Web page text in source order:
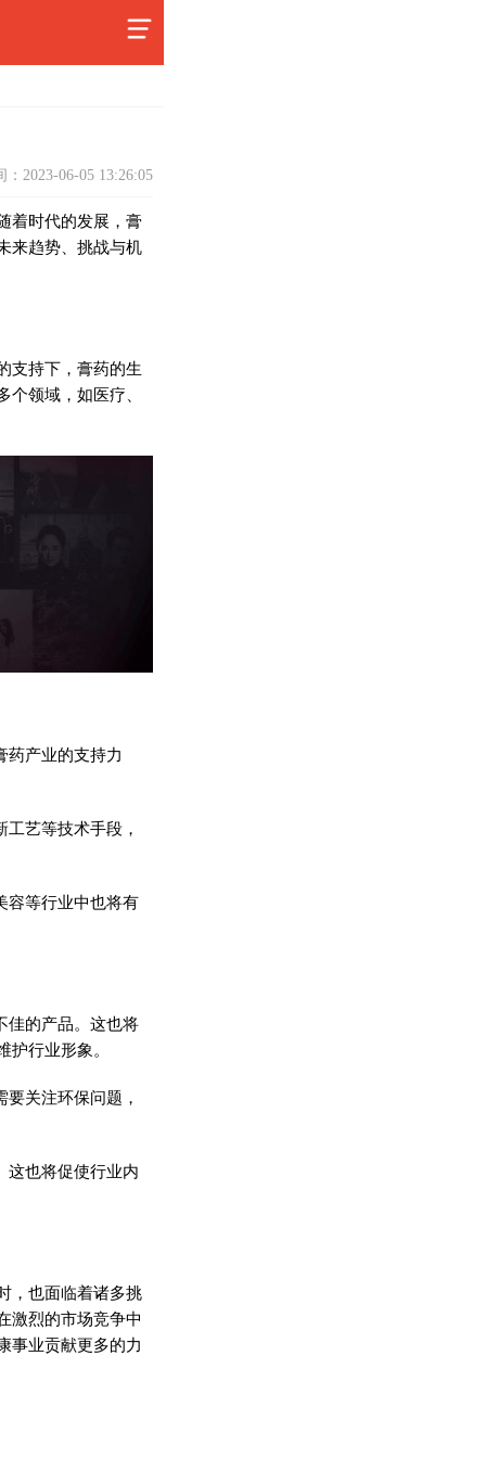
：2023-06-05 13:26:05
着时代的发展，膏
来趋势、挑战与机
支持下，膏药的生
领域，如医疗、
药产业的支持力
艺等技术手段，
容等行业中也将有
佳的产品。这也将
行业形象。
关注环保问题，
这也将促使行业内
，也面临着诸多挑
激烈的市场竞争中
事业贡献更多的力